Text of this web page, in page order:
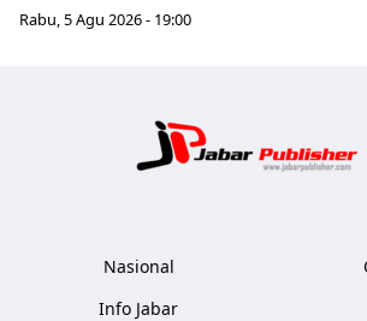
Rabu, 5 Agu 2026 - 19:00
Nasional
Info Jabar